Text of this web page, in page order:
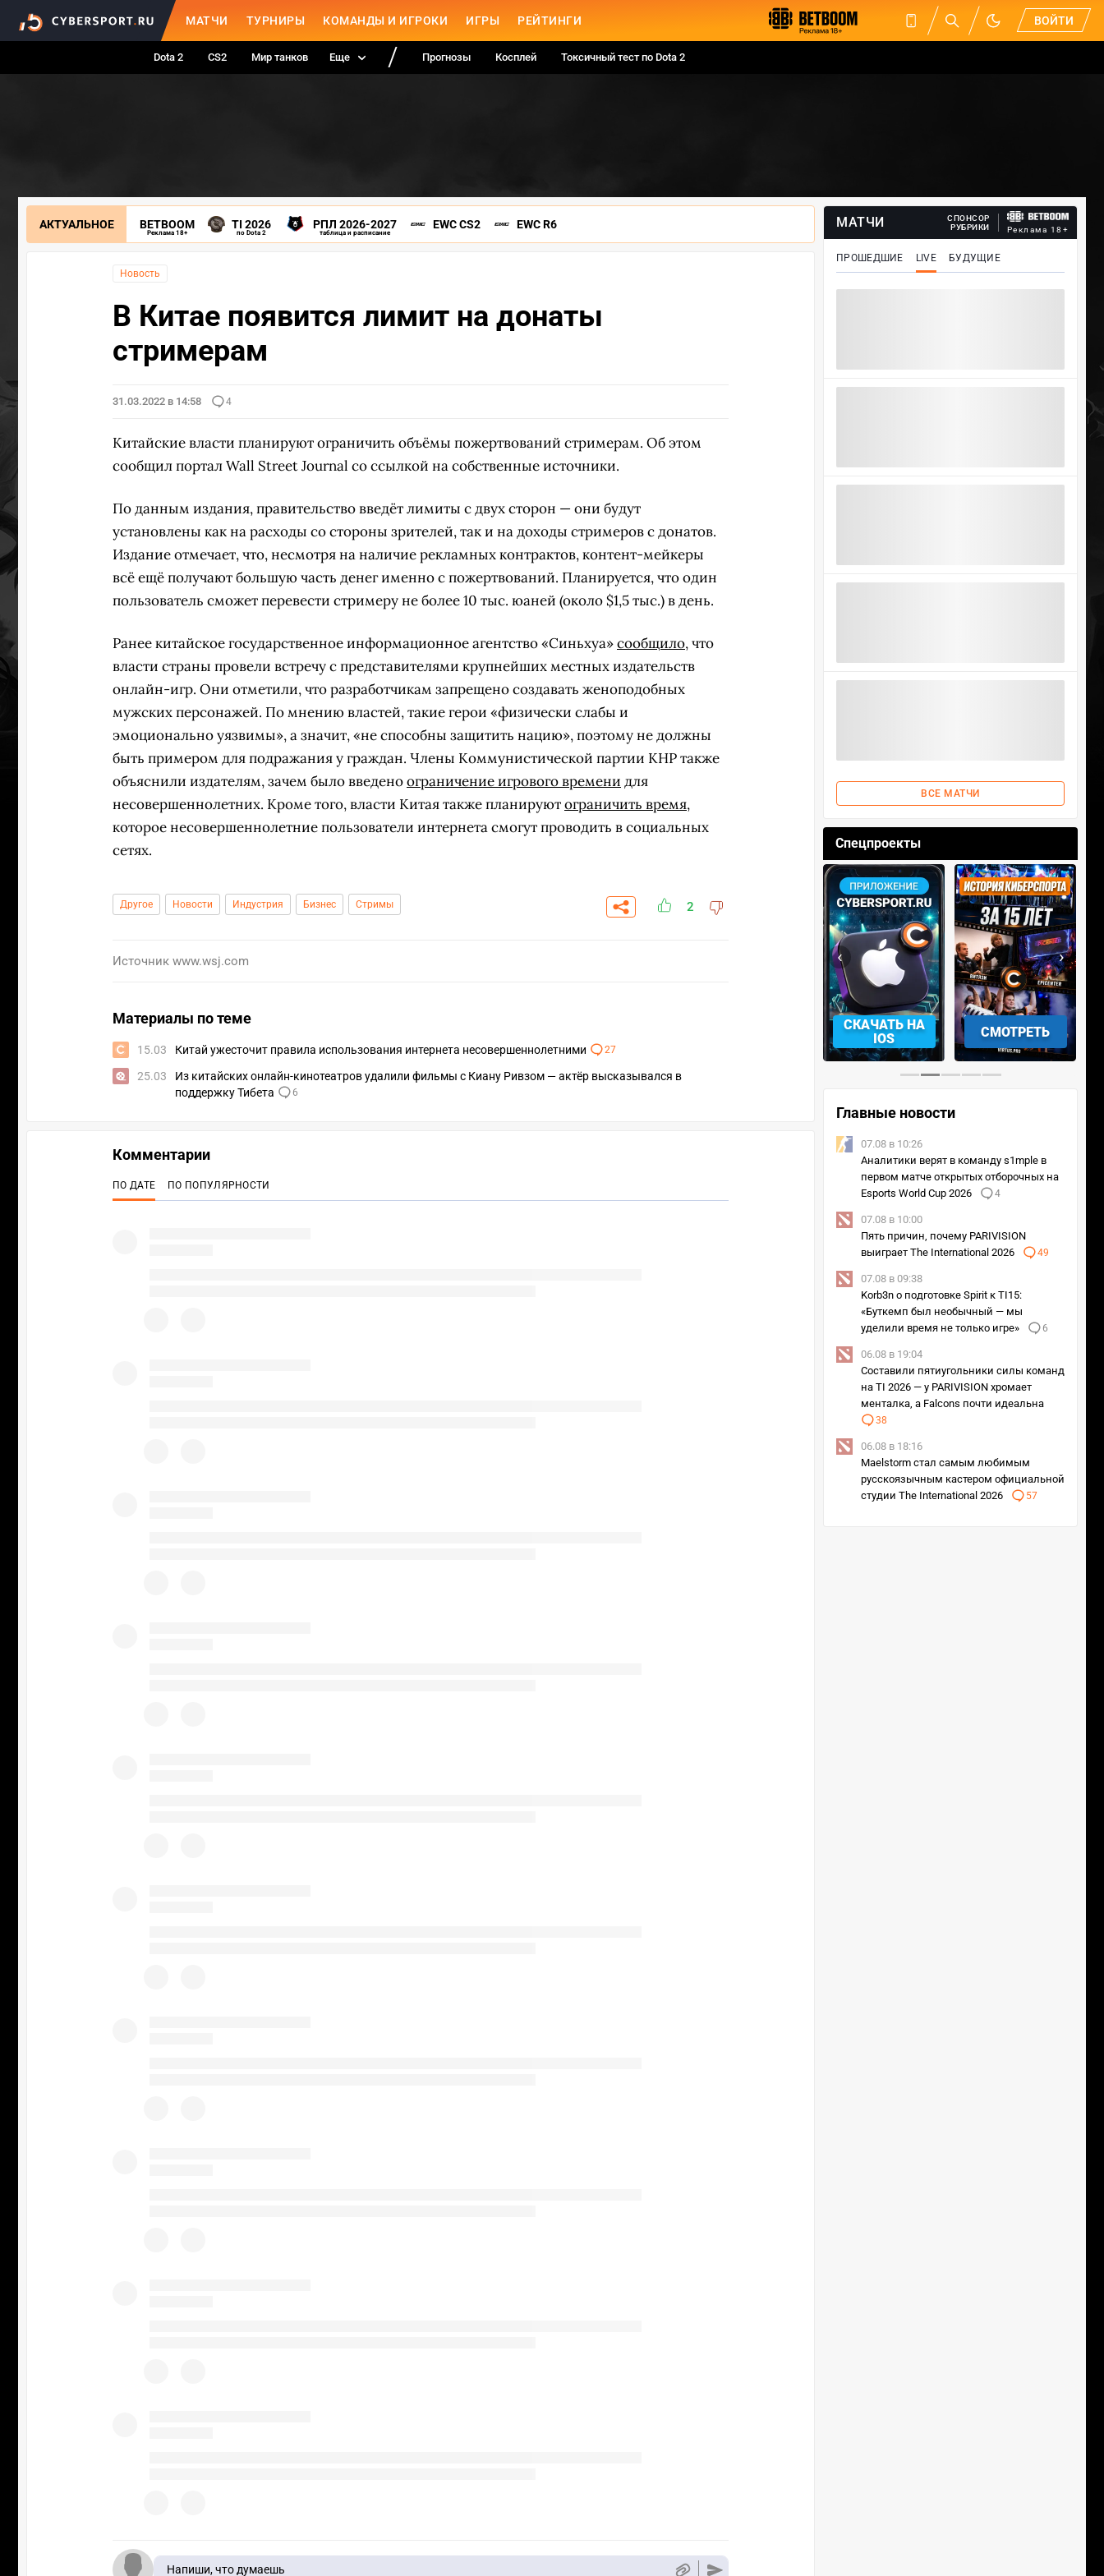
МАТЧИ ТУРНИРЫ КОМАНДЫ И ИГРОКИ ИГРЫ РЕЙТИНГИ ВОЙТИ
Dota 2 CS2 Мир танков Еще Прогнозы Косплей Токсичный тест по Dota 2
АКТУАЛЬНОЕ BETBOOM
Реклама 18+
TI 2026
по Dota 2
РПЛ 2026-2027
таблица и расписание
EWC CS2 EWC R6
Новость
В Китае появится лимит на донаты
стримерам
31.03.2022 в 14:58 4
Китайские власти планируют ограничить объёмы пожертвований стримерам. Об этом
сообщил портал Wall Street Journal со ссылкой на собственные источники.
По данным издания, правительство введёт лимиты с двух сторон — они будут
установлены как на расходы со стороны зрителей, так и на доходы стримеров с донатов.
Издание отмечает, что, несмотря на наличие рекламных контрактов, контент-мейкеры
всё ещё получают большую часть денег именно с пожертвований. Планируется, что один
пользователь сможет перевести стримеру не более 10 тыс. юаней (около $1,5 тыс.) в день.
Ранее китайское государственное информационное агентство «Синьхуа»сообщило, что
власти страны провели встречу с представителями крупнейших местных издательств
онлайн-игр. Они отметили, что разработчикам запрещено создавать женоподобных
мужских персонажей. По мнению властей, такие герои «физически слабы и
эмоционально уязвимы», а значит, «не способны защитить нацию», поэтому не должны
быть примером для подражания у граждан. Члены Коммунистической партии КНР также
объяснили издателям, зачем было введеноограничение игрового времени для
несовершеннолетних. Кроме того, власти Китая также планируютограничить время,
которое несовершеннолетние пользователи интернета смогут проводить в социальных
сетях.
Другое Новости Индустрия Бизнес Стримы 2
Источник www.wsj.com
Материалы по теме
15.03 Китай ужесточит правила использования интернета несовершеннолетними 27
25.03
Из китайских онлайн-кинотеатров удалили фильмы с Киану Ривзом — актёр высказывался в
поддержку Тибета
6
МАТЧИ
СПОНСОР
РУБРИКИ
Реклама 18+
ПРОШЕДШИЕ LIVE БУДУЩИЕ
ВСЕ МАТЧИ
Спецпроекты
СМОТРЕТЬ УЧАСТВОВАТЬ
‹ ›
Главные новости
07.08 в 10:26
Аналитики верят в команду s1mple в
первом матче открытых отборочных на
Esports World Cup 2026
4
07.08 в 10:00
Пять причин, почему PARIVISION
выиграет The International 2026
49
07.08 в 09:38
Korb3n о подготовке Spirit к TI15:
«Буткемп был необычный — мы
уделили время не только игре»
6
06.08 в 19:04
Составили пятиугольники силы команд
на TI 2026 — у PARIVISION хромает
менталка, а Falcons почти идеальна
38
06.08 в 18:16
Maelstorm стал самым любимым
русскоязычным кастером официальной
студии The International 2026
57
Комментарии
ПО ДАТЕ ПО ПОПУЛЯРНОСТИ
Напиши, что думаешь